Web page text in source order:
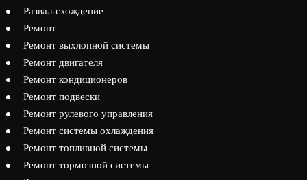
Развал-схождение
Ремонт
Ремонт выхлопной системы
Ремонт двигателя
Ремонт кондиционеров
Ремонт подвески
Ремонт рулевого управления
Ремонт системы охлаждения
Ремонт топливной системы
Ремонт тормозной системы